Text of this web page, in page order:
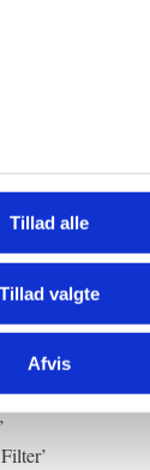
Tillad alle
Tillad valgte
Afvis
for et
at gå på toilettet
en bedre